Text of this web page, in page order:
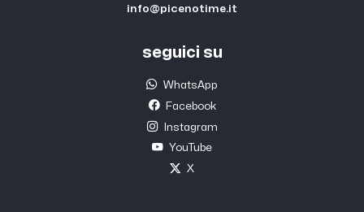
info@picenotime.it
seguici su
WhatsApp
Facebook
Instagram
YouTube
X